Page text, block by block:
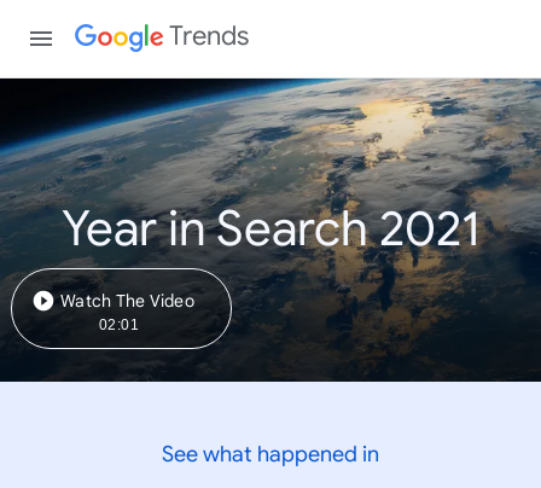
Trends
Year in Search 2021
Watch The Video
02:01
See what happened in